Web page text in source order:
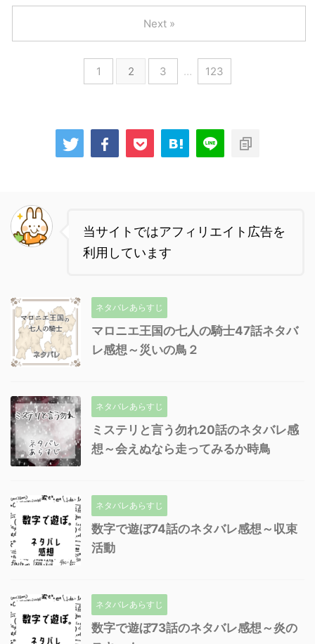
1 2 3 … 123
Next »
当サイトではアフィリエイト広告を
利用しています
ネタバレあらすじ
マロニエ王国の七人の騎士47話ネタバ
レ感想～災いの鳥２
ネタバレあらすじ
ミステリと言う勿れ20話のネタバレ感
想～会えぬなら走ってみるか時鳥
ネタバレあらすじ
数字で遊ぼ74話のネタバレ感想～収束
活動
ネタバレあらすじ
数字で遊ぼ73話のネタバレ感想～炎の